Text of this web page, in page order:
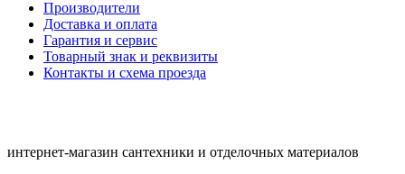
Производители
Доставка и оплата
Гарантия и сервис
Товарный знак и реквизиты
Контакты и схема проезда
интернет-магазин сантехники и отделочных материалов